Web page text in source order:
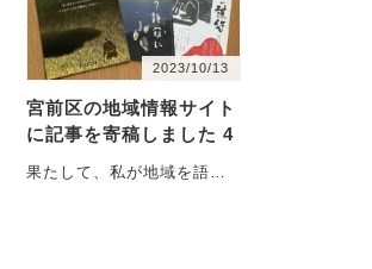
2023/10/13
宮前区の地域情報サイト
に記事を寄稿しました 4
果たして、私が地域を語っ